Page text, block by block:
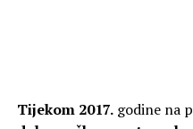
Tijekom 2017.godine na